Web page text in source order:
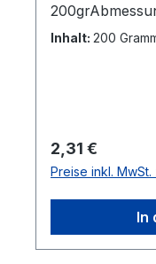
30,5
Inhalt: 200
Regulärer Preis:
2,31 €
Preise inkl.
In